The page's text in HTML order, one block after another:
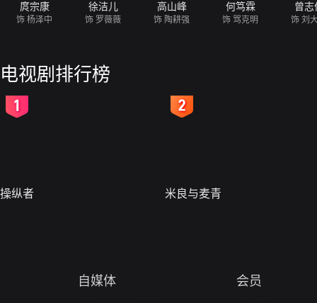
庹宗康
饰 杨泽中
徐洁儿
饰 罗薇薇
高山峰
饰 陶耕强
何笃霖
饰 骂克明
曾志
饰 刘
电视剧排行榜
操纵者 米良与麦青
自媒体 会员